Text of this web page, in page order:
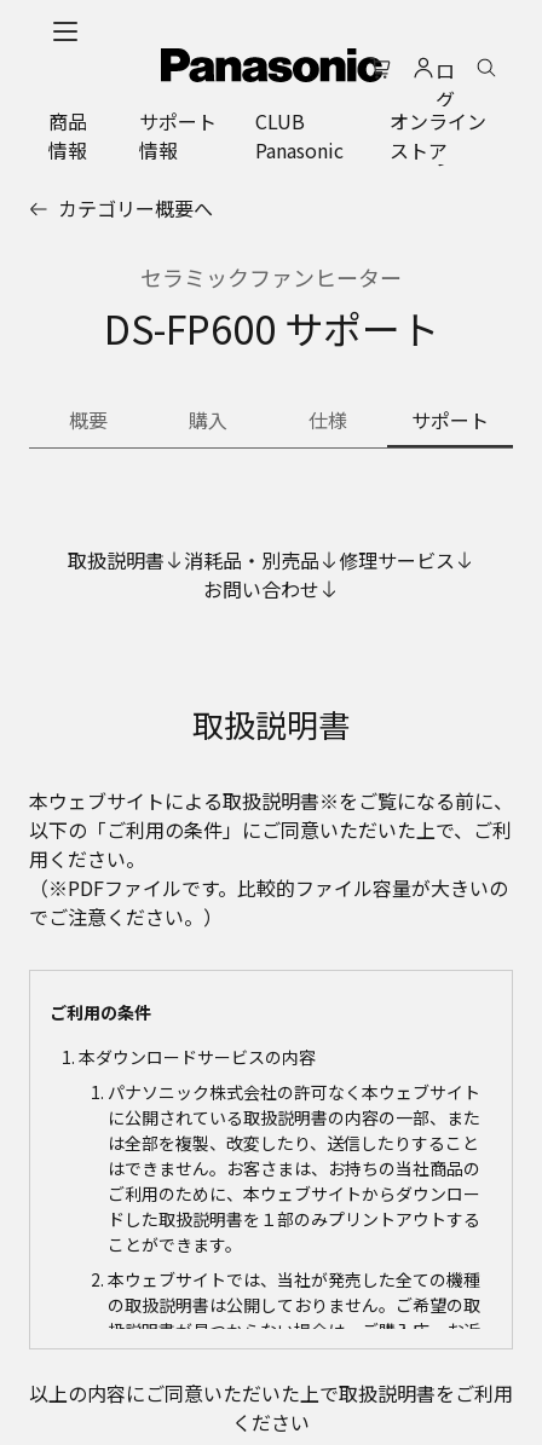
ロ
グ
イ
ン
商品
情報
サポート
情報
CLUB
Panasonic
オンライン
ストア
カテゴリー概要へ
セラミックファンヒーター
DS-FP600 サポート
概要 購入 仕様 サポート
取扱説明書 消耗品・別売品
修理サービス
お問い合わせ
取扱説明書
本ウェブサイトによる取扱説明書※をご覧になる前に、
以下の「ご利用の条件」にご同意いただいた上で、ご利
用ください。
（※PDFファイルです。比較的ファイル容量が大きいの
でご注意ください。）
ご利用の条件
本ダウンロードサービスの内容
パナソニック株式会社の許可なく本ウェブサイト
に公開されている取扱説明書の内容の一部、また
は全部を複製、改変したり、送信したりすること
はできません。お客さまは、お持ちの当社商品の
ご利用のために、本ウェブサイトからダウンロー
ドした取扱説明書を１部のみプリントアウトする
ことができます。
本ウェブサイトでは、当社が発売した全ての機種
の取扱説明書は公開しておりません。ご希望の取
扱説明書が見つからない場合は、ご購入店、お近
くの当社商品の取扱店、または当社サービス会社
に直接お問い合わせの上、ご購入いただきますよ
うお願いいたします。ただし、商品自体の生産中
止などの理由により、当該商品につき取扱説明書
以上の内容にご同意いただいた上で取扱説明書をご利用
ください